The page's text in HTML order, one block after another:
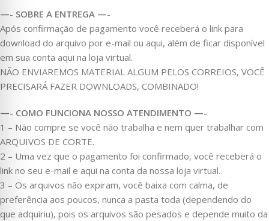
—- SOBRE A ENTREGA —-
Após confirmação de pagamento você receberá o link para
download do arquivo por e-mail ou aqui, além de ficar disponível
em sua conta aqui na loja virtual.
NÃO ENVIAREMOS MATERIAL ALGUM PELOS CORREIOS, VOCÊ
PRECISARÁ FAZER DOWNLOADS, COMBINADO!
—- COMO FUNCIONA NOSSO ATENDIMENTO —-
1 – Não compre se você não trabalha e nem quer trabalhar com
ARQUIVOS DE CORTE.
2 – Uma vez que o pagamento foi confirmado, você receberá o
link no seu e-mail e aqui na conta da nossa loja virtual.
3 – Os arquivos não expiram, você baixa com calma, de
preferência aos poucos, nunca a pasta toda (dependendo do
que adquiriu), pois os arquivos são pesados e depende muito da